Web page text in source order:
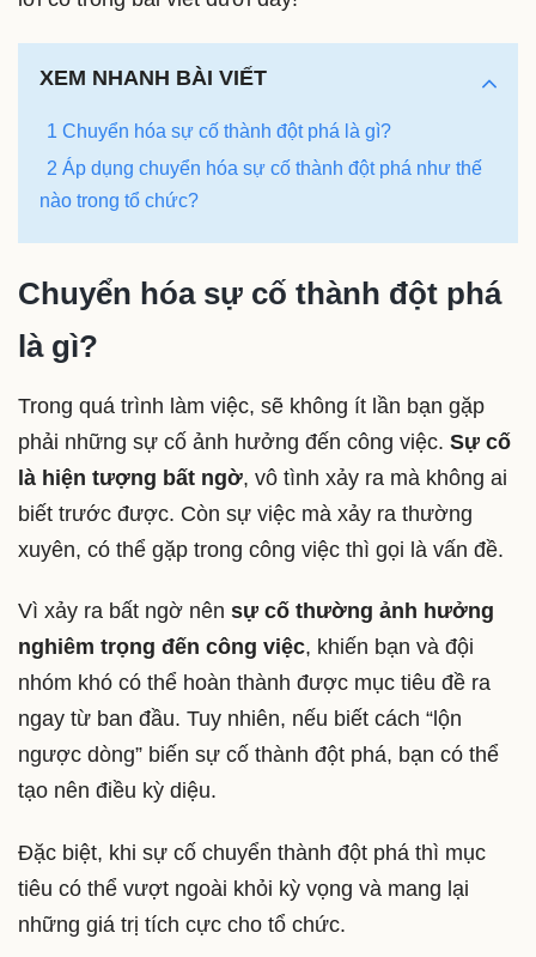
XEM NHANH BÀI VIẾT
1 Chuyển hóa sự cố thành đột phá là gì?
2 Áp dụng chuyển hóa sự cố thành đột phá như thế
nào trong tổ chức?
Chuyển hóa sự cố thành đột phá
là gì?
Trong quá trình làm việc, sẽ không ít lần bạn gặp
phải những sự cố ảnh hưởng đến công việc. Sự cố
là hiện tượng bất ngờ, vô tình xảy ra mà không ai
biết trước được. Còn sự việc mà xảy ra thường
xuyên, có thể gặp trong công việc thì gọi là vấn đề.
Vì xảy ra bất ngờ nên sự cố thường ảnh hưởng
nghiêm trọng đến công việc, khiến bạn và đội
nhóm khó có thể hoàn thành được mục tiêu đề ra
ngay từ ban đầu. Tuy nhiên, nếu biết cách “lộn
ngược dòng” biến sự cố thành đột phá, bạn có thể
tạo nên điều kỳ diệu.
Đặc biệt, khi sự cố chuyển thành đột phá thì mục
tiêu có thể vượt ngoài khỏi kỳ vọng và mang lại
những giá trị tích cực cho tổ chức.